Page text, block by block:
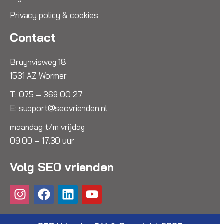
Privacy policy & cookies
Contact
Bruynvisweg 18
1531 AZ Wormer
T: 075 – 369 00 27
E: support@seovrienden.nl
maandag t/m vrijdag
09.00 – 17.30 uur
Volg SEO vrienden
I
n
s
F
a
c
L
i
n
Y
o
u